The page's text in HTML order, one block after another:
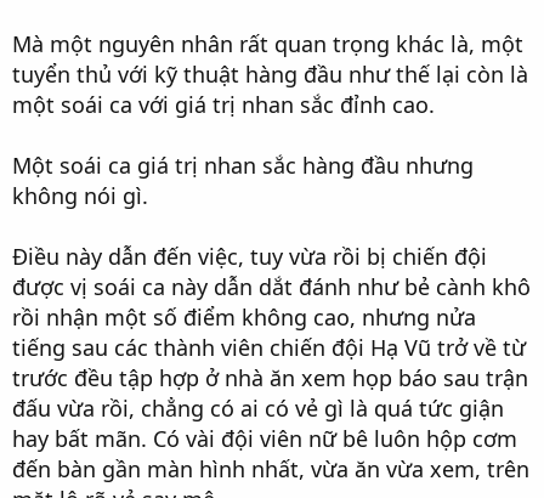
Mà một nguyên nhân rất quan trọng khác là, một
tuyển thủ với kỹ thuật hàng đầu như thế lại còn là
một soái ca với giá trị nhan sắc đỉnh cao.
Một soái ca giá trị nhan sắc hàng đầu nhưng
không nói gì.
Điều này dẫn đến việc, tuy vừa rồi bị chiến đội
được vị soái ca này dẫn dắt đánh như bẻ cành khô
rồi nhận một số điểm không cao, nhưng nửa
tiếng sau các thành viên chiến đội Hạ Vũ trở về từ
trước đều tập hợp ở nhà ăn xem họp báo sau trận
đấu vừa rồi, chẳng có ai có vẻ gì là quá tức giận
hay bất mãn. Có vài đội viên nữ bê luôn hộp cơm
đến bàn gần màn hình nhất, vừa ăn vừa xem, trên